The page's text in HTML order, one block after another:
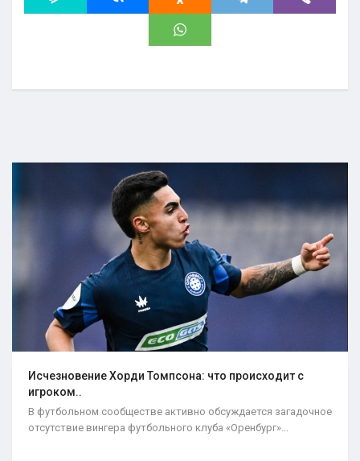
Исчезновение Хорди Томпсона: что происходит с
игроком..
В футбольном сообществе активно обсуждается загадочное
отсутствие вингера футбольного клуба «Оренбург»...